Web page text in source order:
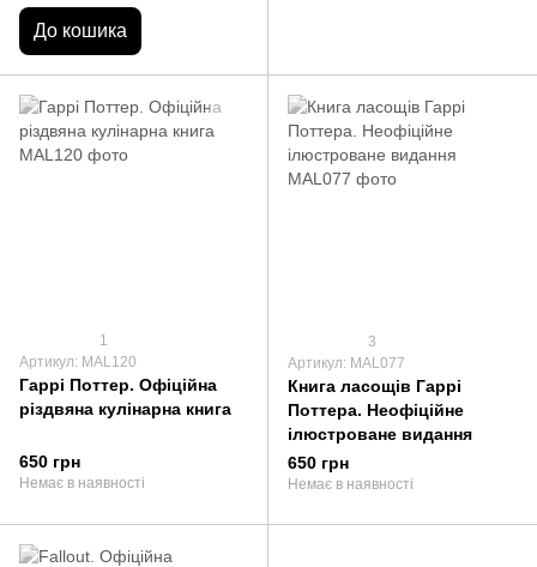
До кошика
1
Артикул: MAL120
Гаррі Поттер. Офіційна
різдвяна кулінарна книга
650 грн
Немає в наявності
3
Артикул: MAL077
Книга ласощів Гаррі
Поттера. Неофіційне
ілюстроване видання
650 грн
Немає в наявності